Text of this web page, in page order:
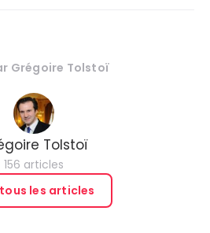
Grégoire Tolstoï
Tolstoï
156 articles
les articles